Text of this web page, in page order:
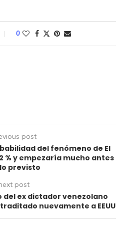
0
post
del fenómeno de El
% y empezaría mucho antes
previsto
post
del ex dictador venezolano
nuevamente a EEUU